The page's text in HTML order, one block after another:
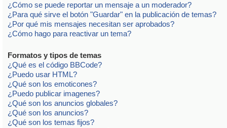
¿Cómo se puede reportar un mensaje a un moderador?
¿Para qué sirve el botón "Guardar" en la publicación de temas?
¿Por qué mis mensajes necesitan ser aprobados?
¿Cómo hago para reactivar un tema?
Formatos y tipos de temas
¿Qué es el código BBCode?
¿Puedo usar HTML?
¿Qué son los emoticones?
¿Puedo publicar imagenes?
¿Qué son los anuncios globales?
¿Qué son los anuncios?
¿Qué son los temas fijos?